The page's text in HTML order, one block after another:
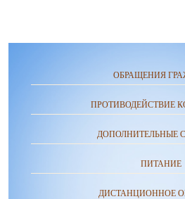
ОБРАЩЕНИЯ
ПРОТИВОДЕЙСТВИЕ
ДОПОЛНИТЕЛЬНЫЕ
ПИТАНИЕ
ДИСТАНЦИОННОЕ